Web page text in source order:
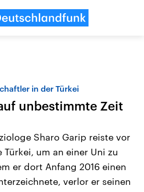
Anhalt
Aktuelle Beiträge,
in der Türkei
unbestimmte Zeit
Sharo Garip reiste vor
Türkei, um an einer Uni zu
er dort Anfang 2016 einen
verlor er seinen